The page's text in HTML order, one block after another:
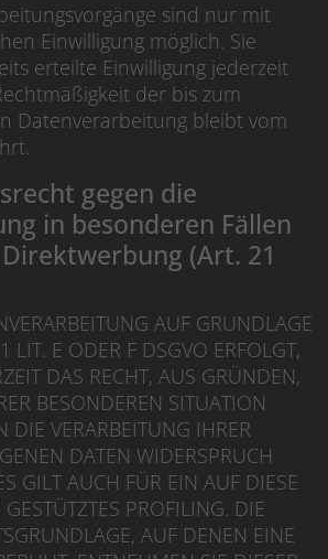
sind nur mit
Einwilligung möglich. Sie
erteilte Einwilligung jederzeit
der bis zum
Datenverarbeitung bleibt vom
gegen die
in besonderen Fällen
(Art. 21
AUF GRUNDLAGE
LIT. E ODER F DSGVO ERFOLGT,
DAS RECHT, AUS GRÜNDEN,
BESONDEREN SITUATION
DIE VERARBEITUNG IHRER
DATEN WIDERSPRUCH
GILT AUCH FÜR EIN AUF DIESE
PROFILING. DIE
AUF DENEN EINE